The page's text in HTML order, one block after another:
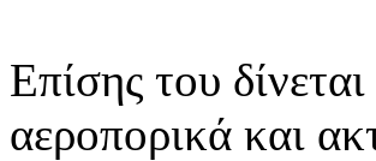
Επίσης του
αεροπορικά και